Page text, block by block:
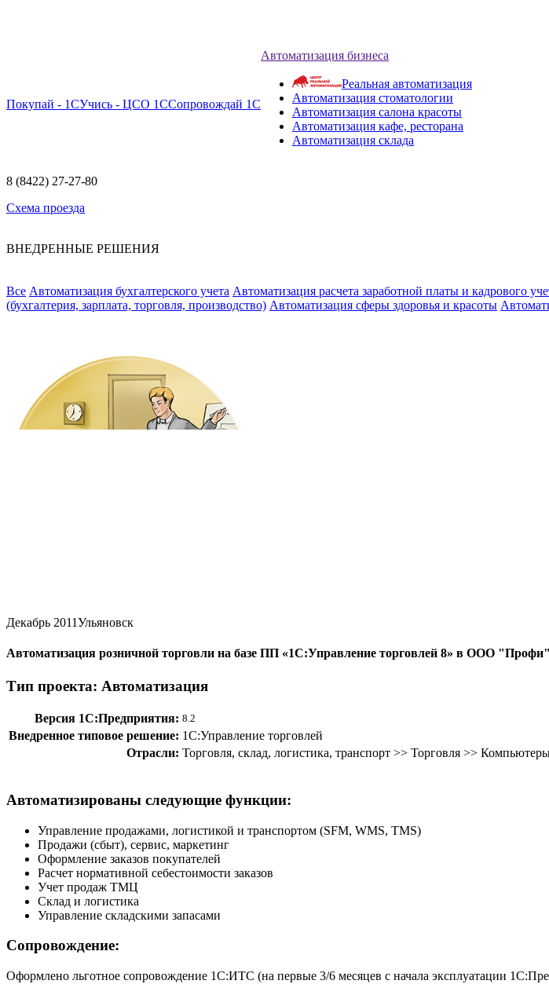
Покупай - 1СУчись - ЦСО 1ССопровождай 1С
Автоматизация бизнеса
Реальная автоматизация
Автоматизация стоматологии
Автоматизация салона красоты
Автоматизация кафе, ресторана
Автоматизация склада
8 (8422) 27-27-80
Схема проезда
ВНЕДРЕННЫЕ РЕШЕНИЯ
Все Автоматизация бухгалтерского учета Автоматизация расчета заработной платы и кадрового
(бухгалтерия, зарплата, торговля, производство) Автоматизация сферы здоровья и красоты
Декабрь 2011Ульяновск
Автоматизация розничной торговли на базе ПП «1С:Управление торговлей 8» в ООО "Профи"
Тип проекта: Автоматизация
Версия 1С:Предприятия: 8.2
Внедренное типовое решение: 1С:Управление торговлей
Отрасли: Торговля, склад, логистика, транспорт >> Торговля >>
Автоматизированы следующие функции:
Управление продажами, логистикой и транспортом (SFM, WMS, TMS)
Продажи (сбыт), сервис, маркетинг
Оформление заказов покупателей
Расчет нормативной себестоимости заказов
Учет продаж ТМЦ
Склад и логистика
Управление складскими запасами
Сопровождение:
Оформлено льготное сопровождение 1С:ИТС (на первые 3/6 месяцев с начала эксплуатации